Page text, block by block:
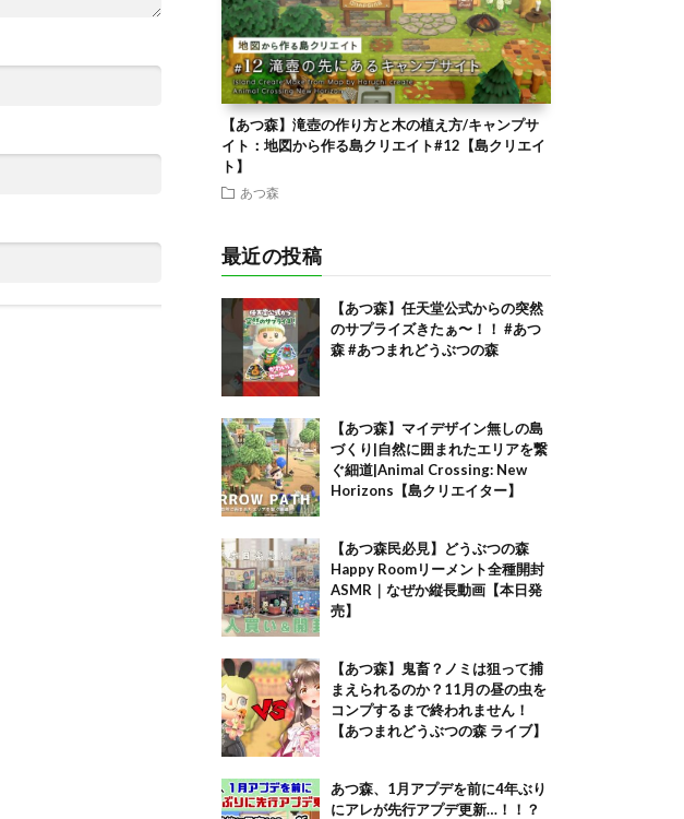
【あつ森】滝壺の作り方と木の植え方/キャンプサ
イト：地図から作る島クリエイト#12【島クリエイ
ト】
あつ森
最近の投稿
【あつ森】任天堂公式からの突然
のサプライズきたぁ〜！！ #あつ
森 #あつまれどうぶつの森
【あつ森】マイデザイン無しの島
づくり|自然に囲まれたエリアを繋
ぐ細道|Animal Crossing: New
Horizons【島クリエイター】
【あつ森民必見】どうぶつの森
Happy Roomリーメント全種開封
ASMR｜なぜか縦長動画【本日発
売】
【あつ森】鬼畜？ノミは狙って捕
まえられるのか？11月の昼の虫を
コンプするまで終われません！
【あつまれどうぶつの森 ライブ】
あつ森、1月アプデを前に4年ぶり
にアレが先行アプデ更新…！！？